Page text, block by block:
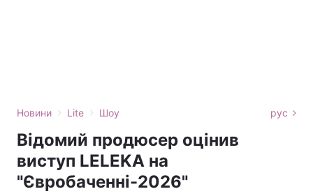
Новини › Lite › Шоу рус
Відомий продюсер оцінив
виступ LELEKA на
"Євробаченні-2026"